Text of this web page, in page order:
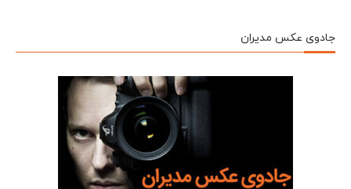
جادوی عکس مدیران